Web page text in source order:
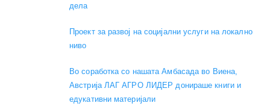
дела
Проект за развој на социјални услуги на локално
ниво
Во соработка со нашата Амбасада во Виена,
Австрија ЛАГ АГРО ЛИДЕР донираше книги и
едукативни материјали